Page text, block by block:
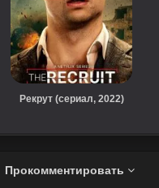
Рекрут (сериал, 2022)
Прокомментировать